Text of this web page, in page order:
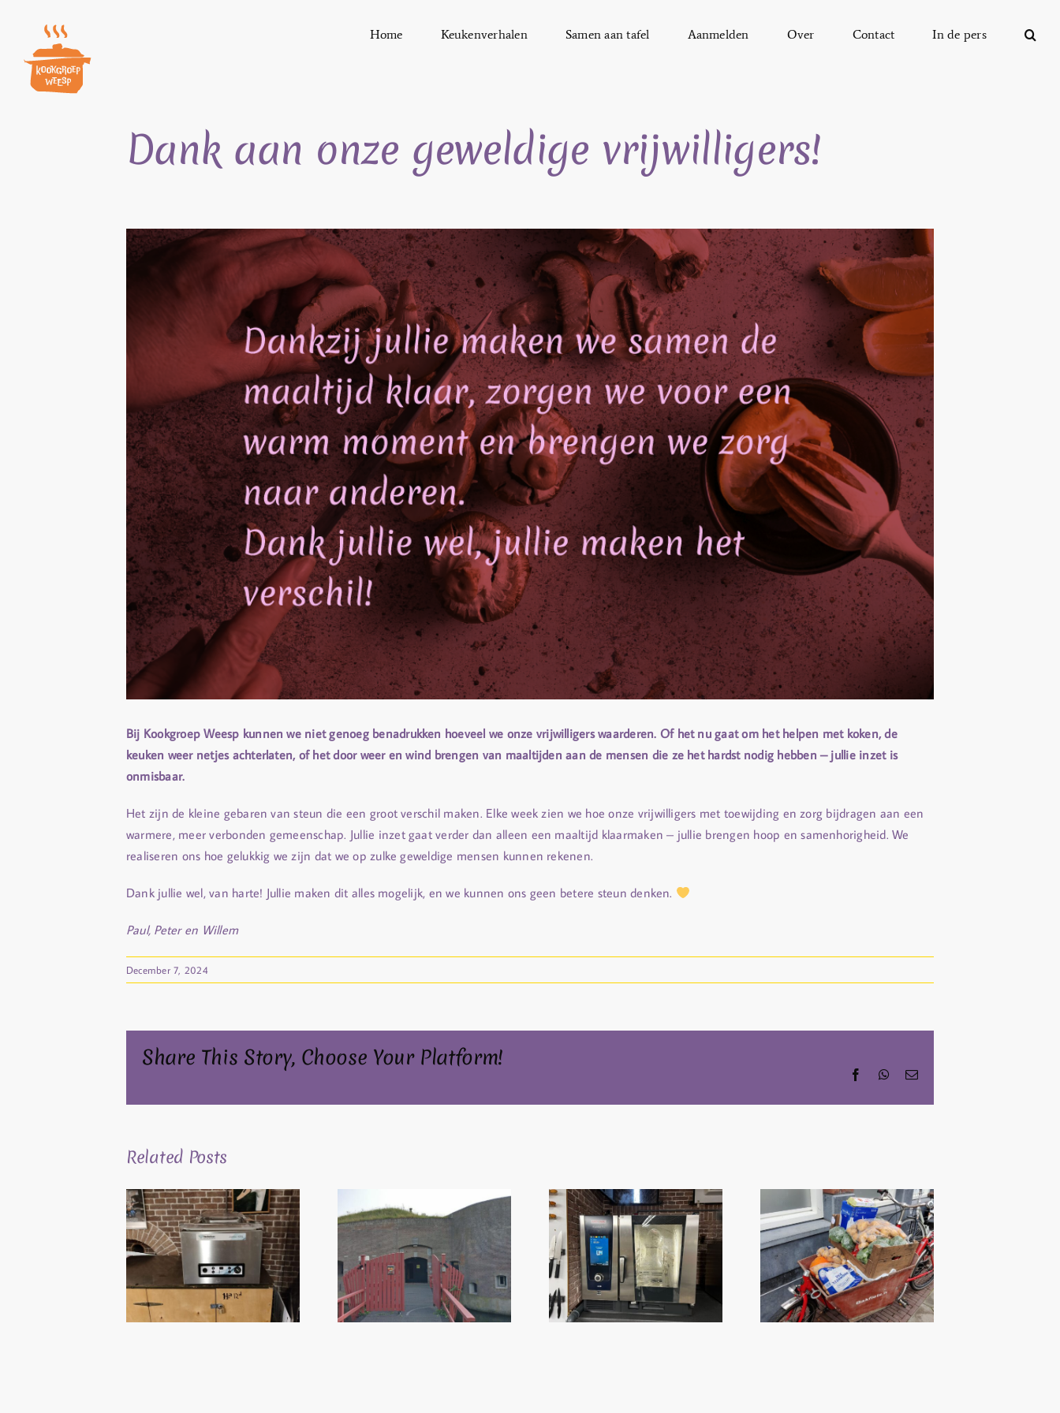
content
Home Keukenverhalen Samen aan tafel Aanmelden Over Contact In de pers
Dank aan onze geweldige vrijwilligers!
Bij Kookgroep Weesp kunnen we niet genoeg benadrukken hoeveel we onze vrijwilligers waarderen. Of het nu gaat om het helpen met koken, de
keuken weer netjes achterlaten, of het door weer en wind brengen van maaltijden aan de mensen die ze het hardst nodig hebben – jullie inzet is
onmisbaar.
Het zijn de kleine gebaren van steun die een groot verschil maken. Elke week zien we hoe onze vrijwilligers met toewijding en zorg bijdragen aan een
warmere, meer verbonden gemeenschap. Jullie inzet gaat verder dan alleen een maaltijd klaarmaken – jullie brengen hoop en samenhorigheid. We
realiseren ons hoe gelukkig we zijn dat we op zulke geweldige mensen kunnen rekenen.
Dank jullie wel, van harte! Jullie maken dit alles mogelijk, en we kunnen ons geen betere steun denken.
Paul, Peter en Willem
December 7, 2024
Share This Story, Choose Your Platform!
FacebookWhatsApp
Email
Related Posts